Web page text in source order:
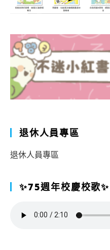
退休人員專區
退休人員專區
✨75週年校慶校歌✨